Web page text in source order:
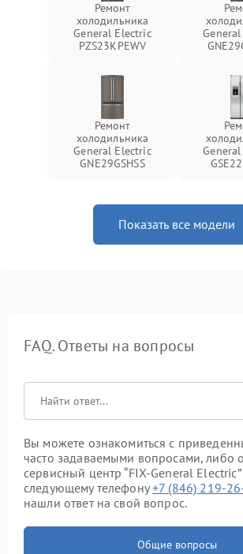
Ремонт
холодильника
General Electric
PZS23KPEWV
Ремонт
холодильника
General Electric
GNE29GSHSS
Показать все модели
FAQ. Ответы на вопросы
Вы можете ознакомиться с
часто задаваемыми вопросами, либо
сервисный центр “FIX-General
следующему телефону+7 (846) 219-
нашли ответ на свой вопрос.
Общие вопросы